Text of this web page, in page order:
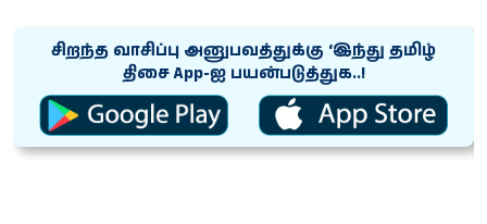
சிறந்த வாசிப்பு அனுபவத்துக்கு ‘இந்து தமிழ்
திசை App-ஐ பயன்படுத்துக..!